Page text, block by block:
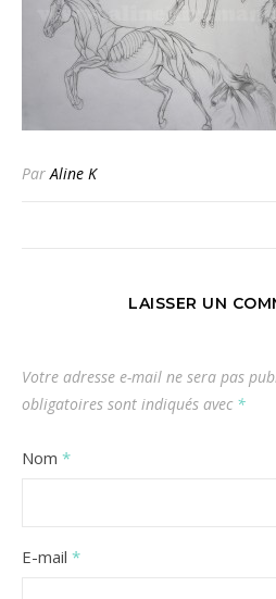
ParAline K
LAISSER UN
Votre adresse e-mail ne sera pas
obligatoires sont indiqués avec *
Nom *
E-mail *